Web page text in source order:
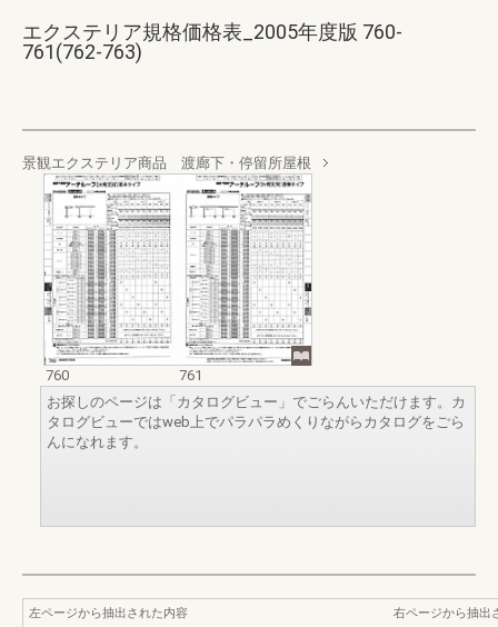
エクステリア規格価格表_2005年度版 760-
761(762-763)
景観エクステリア商品 渡廊下・停留所屋根
760
761
お探しのページは「カタログビュー」でごらんいただけます。カ
タログビューではweb上でパラパラめくりながらカタログをごら
んになれます。
左ページから抽出された内容
右ページから抽出